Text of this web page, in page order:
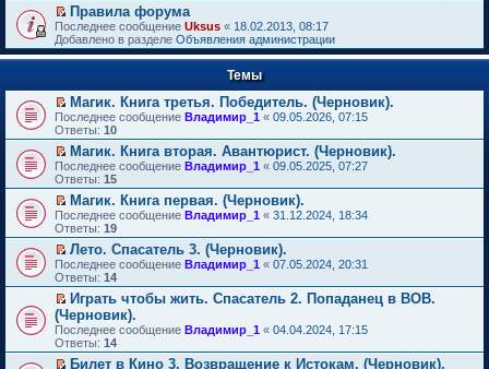
й
т
и
к
п
в
о
м
у
н
е
п
р
о
ч
и
т
а
н
н
о
м
у
с
о
о
П
е
р
е
т
и
к
п
е
р
в
о
м
у
н
е
п
р
о
ч
и
т
а
н
н
о
Правила форума
Последнее сообщение Uksus « 18.02.2013, 08:17
Добавлено в разделе Объявления администрации
Темы
П
е
р
е
й
т
и
к
п
е
р
в
о
м
у
н
е
п
р
о
Магик. Книга третья. Победитель. (Черновик).
Последнее сообщение Владимир_1 « 09.05.2026, 07:15
Ответы: 10
П
е
р
е
й
т
и
к
п
е
р
в
о
м
у
н
Магик. Книга вторая. Авантюрист. (Черновик).
Последнее сообщение Владимир_1 « 09.05.2025, 07:27
Ответы: 15
П
е
р
е
й
т
и
к
п
е
р
в
Магик. Книга первая. (Черновик).
Последнее сообщение Владимир_1 « 31.12.2024, 18:34
Ответы: 19
П
е
р
е
й
т
и
к
п
Лето. Спасатель 3. (Черновик).
Последнее сообщение Владимир_1 « 07.05.2024, 20:31
Ответы: 14
П
е
р
е
й
Играть чтобы жить. Спасатель 2. Попаданец в ВОВ.
(Черновик).
Последнее сообщение Владимир_1 « 04.04.2024, 17:15
Ответы: 14
Билет в Кино 3. Возвращение к Истокам. (Черновик).